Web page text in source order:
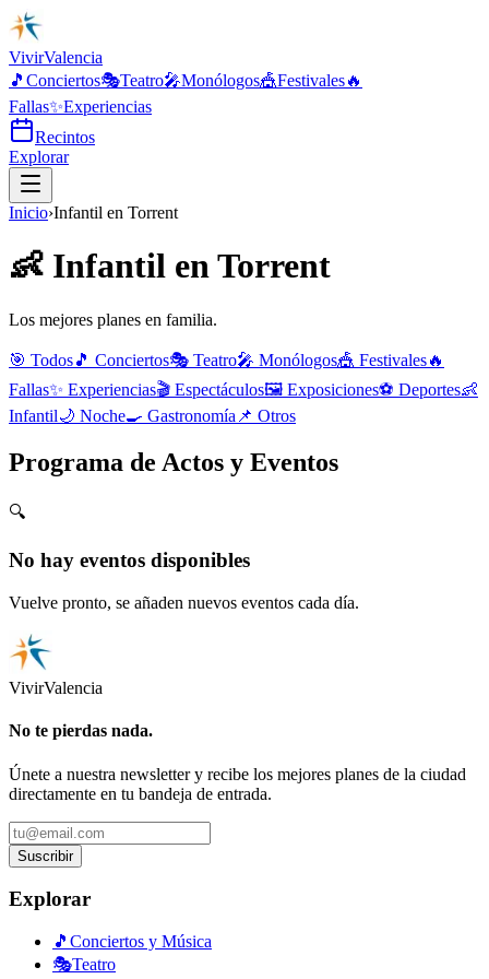
VivirValencia
🎵 Conciertos🎭Teatro🎤Monólogos🎪Festivales🔥
Fallas✨Experiencias
Recintos
Explorar
Inicio›Infantil en Torrent
👶 Infantil enTorrent
Los mejores planes en familia.
🎯 Todos🎵 Conciertos🎭 Teatro🎤 Monólogos🎪 Festivales🔥
Fallas✨ Experiencias🎬 Espectáculos🖼️ Exposiciones⚽ Deportes👶
Infantil🌙 Noche🍳 Gastronomía 📌 Otros
Programa de Actos y Eventos
🔍
No hay eventos disponibles
Vuelve pronto, se añaden nuevos eventos cada día.
VivirValencia
No te pierdas nada.
Únete a nuestra newsletter y recibe los mejores planes de la ciudad
directamente en tu bandeja de entrada.
Suscribir
Explorar
🎵 Conciertos y Música
🎭Teatro